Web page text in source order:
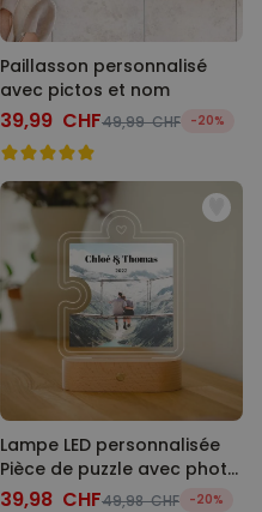
Paillasson personnalisé
avec pictos et nom
39,99 CHF49,99 CHF -20%
Lampe LED personnalisée
Pièce de puzzle avec photo
et texte
39,98 CHF49,98 CHF -20%